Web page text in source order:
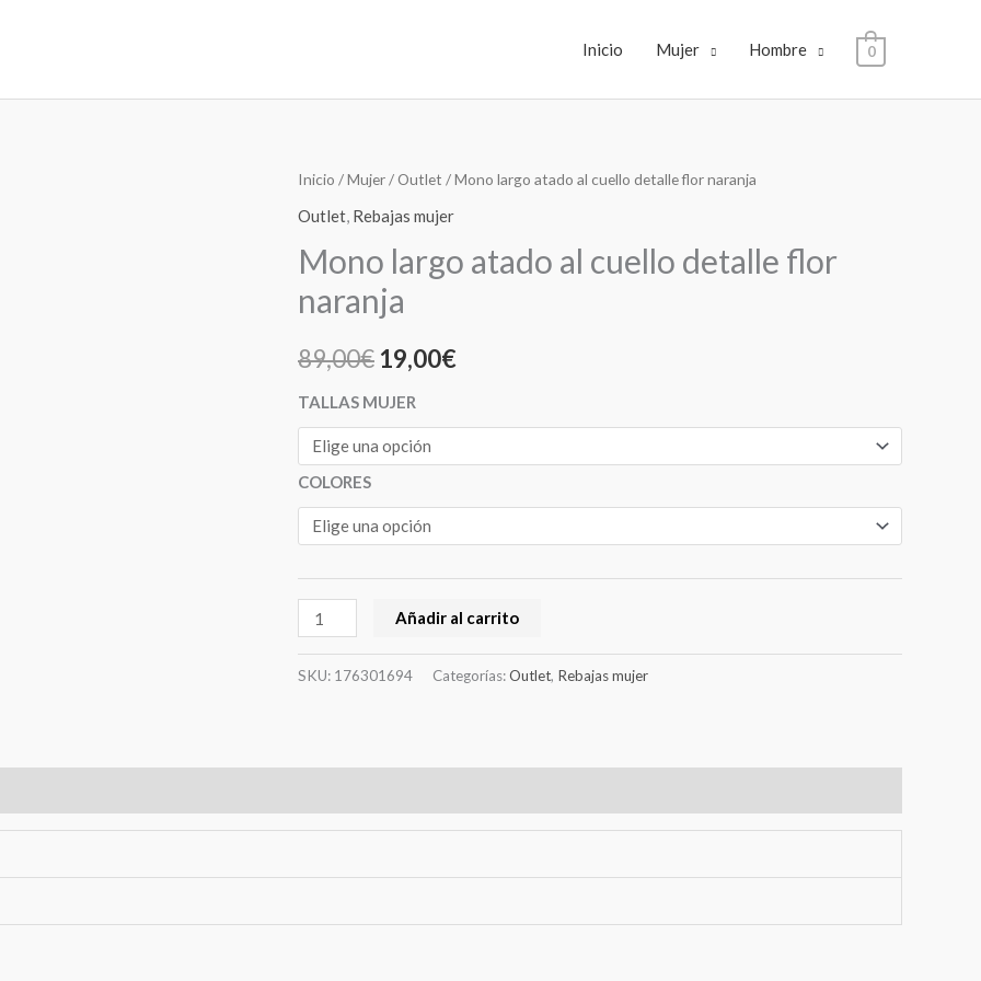
Inicio Mujer Hombre 0
Inicio /Mujer/Outlet / Mono largo atado al cuello detalle flor naranja
Outlet, Rebajas mujer
Mono largo atado al cuello detalle flor
naranja
89,00€
El
precio
original
era:
89,00€.
19,00€
El
actual
19,00€.
TALLAS MUJER
COLORES
Mono
largo
al
cuello
flor
cantidad
Añadir al carrito
SKU: 176301694 Categorías:Outlet, Rebajas mujer